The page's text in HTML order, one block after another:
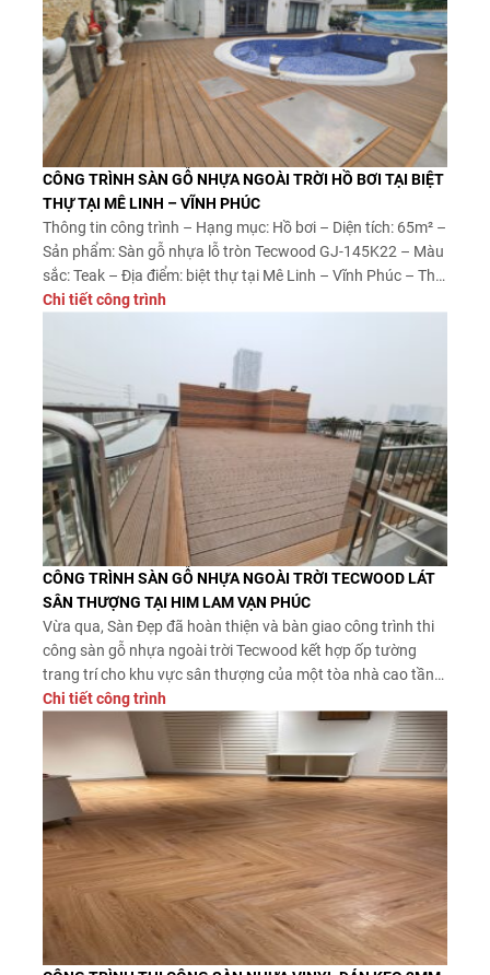
CÔNG TRÌNH SÀN GỖ NHỰA NGOÀI TRỜI HỒ BƠI TẠI BIỆT
THỰ TẠI MÊ LINH – VĨNH PHÚC
Thông tin công trình – Hạng mục: Hồ bơi – Diện tích: 65m² –
Sản phẩm: Sàn gỗ nhựa lỗ tròn Tecwood GJ-145K22 – Màu
sắc: Teak – Địa điểm: biệt thự tại Mê Linh – Vĩnh Phúc – Thời
gian thi công 2 ngày Sau khi khảo sát hiện trạng khu vực hồ
Chi tiết công trình
CÔNG TRÌNH SÀN GỖ NHỰA NGOÀI TRỜI TECWOOD LÁT
SÂN THƯỢNG TẠI HIM LAM VẠN PHÚC
Vừa qua, Sàn Đẹp đã hoàn thiện và bàn giao công trình thi
công sàn gỗ nhựa ngoài trời Tecwood kết hợp ốp tường
trang trí cho khu vực sân thượng của một tòa nhà cao tầng.
Công trình gây ấn tượng với thiết kế hiện đại, màu coffee
sang trọng và khả năng thích […]
Chi tiết công trình